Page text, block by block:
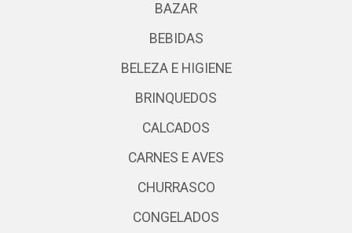
BAZAR
BEBIDAS
BELEZA E HIGIENE
BRINQUEDOS
CALCADOS
CARNES E AVES
CHURRASCO
CONGELADOS